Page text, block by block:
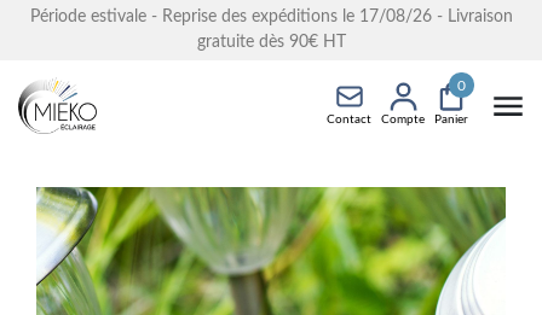
Période estivale - Reprise des expéditions le 17/08/26 - Livraison
gratuite dès 90€ HT
Contact Compte Panier
0